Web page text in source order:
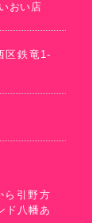
おい店
区鉄竜1-
ら引野方
ド八幡あ